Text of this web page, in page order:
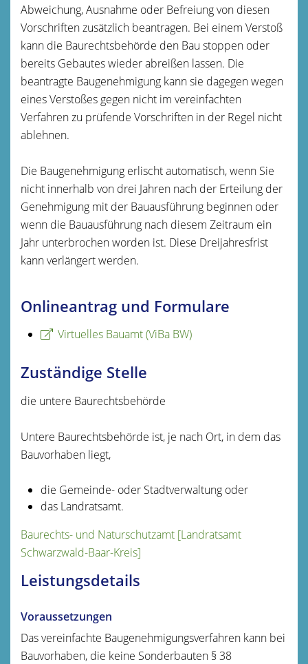
Abweichung, Ausnahme oder Befreiung von diesen
Vorschriften zusätzlich beantragen. Bei einem Verstoß
kann die Baurechtsbehörde den Bau stoppen oder
bereits Gebautes wieder abreißen lassen. Die
beantragte Baugenehmigung kann sie dagegen wegen
eines Verstoßes gegen nicht im vereinfachten
Verfahren zu prüfende Vorschriften in der Regel nicht
ablehnen.
Die Baugenehmigung erlischtautomatisch, wenn Sie
nicht innerhalb von drei Jahren nach der Erteilung der
Genehmigung mit der Bauausführung beginnen oder
wenn die Bauausführung nach diesem Zeitraum ein
Jahr unterbrochen worden ist. Diese Dreijahresfrist
kann verlängert werden.
Onlineantrag und Formulare
Virtuelles Bauamt (ViBa BW)
Zuständige Stelle
die untere Baurechtsbehörde
Untere Baurechtsbehörde ist, je nach Ort, in dem das
Bauvorhaben liegt,
die Gemeinde- oder Stadtverwaltung oder
das Landratsamt.
Baurechts- und Naturschutzamt [Landratsamt
Schwarzwald-Baar-Kreis]
Leistungsdetails
Voraussetzungen
Das vereinfachte Baugenehmigungsverfahren kann bei
Bauvorhaben, die keine Sonderbauten § 38